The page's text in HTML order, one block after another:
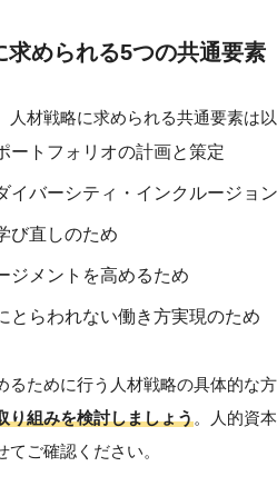
求められる5つの共通要素
人材戦略に求められる共通要素は
ートフォリオの計画と策定
イバーシティ・インクルージョ
び直しのため
ジメントを高めるため
とらわれない働き方実現のため
るために行う人材戦略の具体的な
り組みを検討しましょう。人的資
ご確認ください。